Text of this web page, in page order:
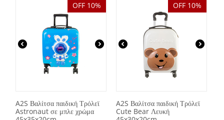
OFF 10%
A2S Βαλίτσα παιδική Τρόλεϊ
Astronaut σε μπλε χρώμα
OFF 10%
A2S Βαλίτσα παιδική Τρόλεϊ
Cute Bear Λευκή